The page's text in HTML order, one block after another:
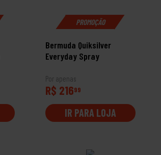
PROMOÇÃO
Bermuda Quiksilver
Everyday Spray
Por apenas
R$ 21699
IR PARA LOJA